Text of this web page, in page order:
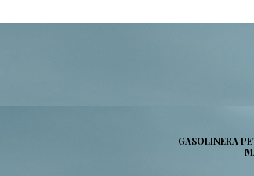
GASOLINERA